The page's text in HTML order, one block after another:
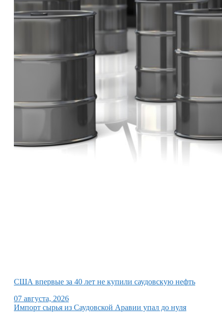
США впервые за 40 лет не купили саудовскую нефть
07 августа, 2026
Импорт сырья из Саудовской Аравии упал до нуля